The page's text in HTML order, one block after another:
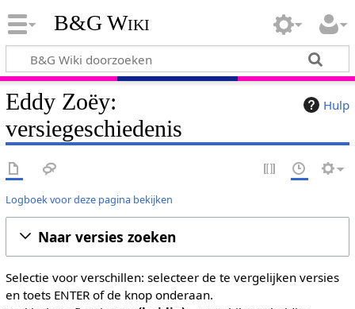
B&G Wiki
Hulp
Eddy Zoëy:
versiegeschiedenis
Logboek voor deze pagina bekijken
Naar versies zoeken
Selectie voor verschillen: selecteer de te vergelijken versies
en toets ENTER of de knop onderaan.